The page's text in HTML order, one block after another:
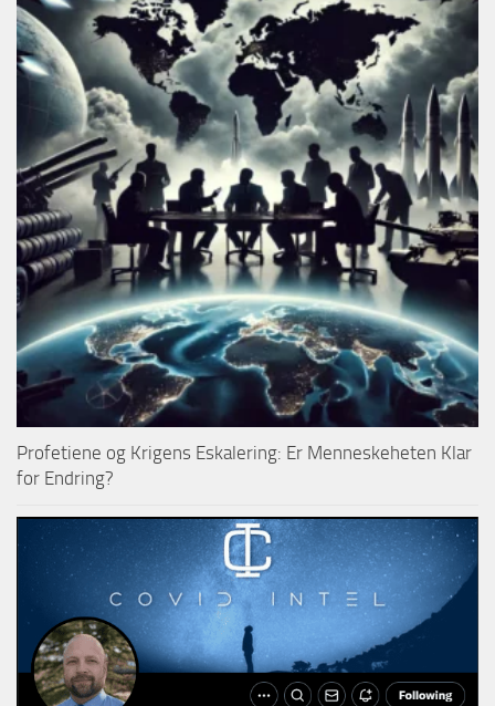
Profetiene og Krigens Eskalering: Er Menneskeheten Klar
for Endring?